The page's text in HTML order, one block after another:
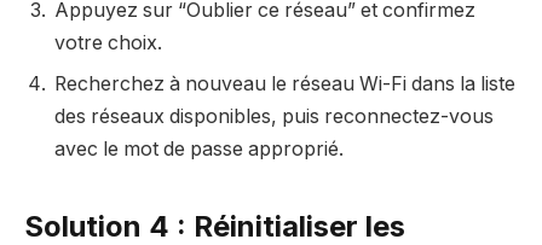
Appuyez sur “Oublier ce réseau” et confirmez
votre choix.
Recherchez à nouveau le réseau Wi-Fi dans la liste
des réseaux disponibles, puis reconnectez-vous
avec le mot de passe approprié.
Solution 4 : Réinitialiser les